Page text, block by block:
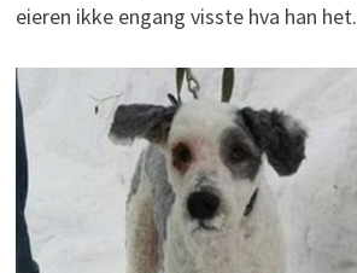
eieren ikke engang visste hva han het.